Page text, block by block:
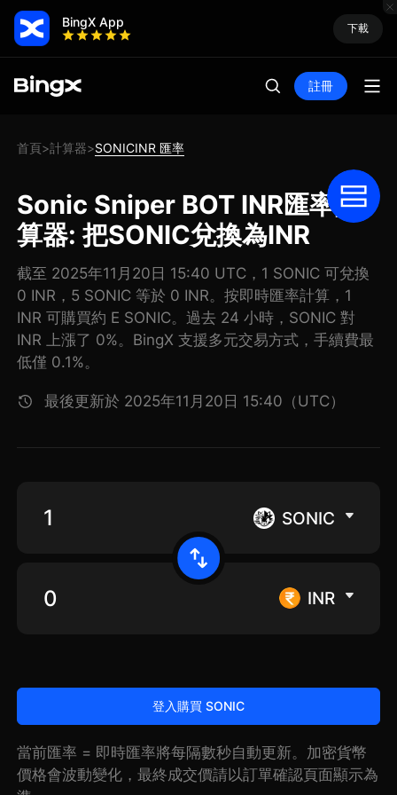
BingX App 下載
註冊
首頁>計算器>SONICINR 匯率
Sonic Sniper BOT INR匯率計
算器: 把SONIC兌換為INR
截至 2025年11月20日 15:40 UTC，1 SONIC 可兌換
0 INR，5 SONIC 等於 0 INR。按即時匯率計算，1
INR 可購買約 E SONIC。過去 24 小時，SONIC 對
INR 上漲了 0%。BingX 支援多元交易方式，手續費最
低僅 0.1%。
最後更新於 2025年11月20日 15:40（UTC）
SONIC
INR
登入購買 SONIC
當前匯率 = 即時匯率將每隔數秒自動更新。加密貨幣
價格會波動變化，最終成交價請以訂單確認頁面顯示為